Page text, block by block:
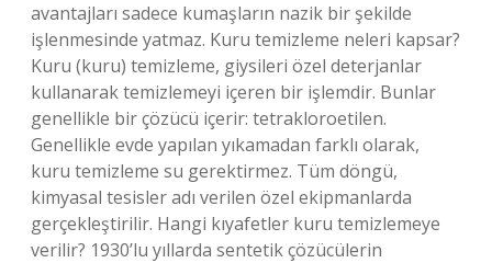
avantajları sadece kumaşların nazik bir şekilde
işlenmesinde yatmaz. Kuru temizleme neleri kapsar?
Kuru (kuru) temizleme, giysileri özel deterjanlar
kullanarak temizlemeyi içeren bir işlemdir. Bunlar
genellikle bir çözücü içerir: tetrakloroetilen.
Genellikle evde yapılan yıkamadan farklı olarak,
kuru temizleme su gerektirmez. Tüm döngü,
kimyasal tesisler adı verilen özel ekipmanlarda
gerçekleştirilir. Hangi kıyafetler kuru temizlemeye
verilir? 1930’lu yıllarda sentetik çözücülerin